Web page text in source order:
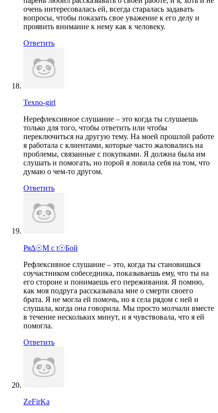
очень интересовалась ей, всегда старалась задавать
вопросы, чтобы показать свое уважение к его делу и
проявить внимание к нему как к человеку.
Ответить
Texno-girl
Нерефлексивное слушание – это когда ты слушаешь
только для того, чтобы ответить или чтобы
переключиться на другую тему. На моей прошлой работе
я работала с клиентами, которые часто жаловались на
проблемы, связанные с покупками. Я должна была им
слушать и помогать, но порой я ловила себя на том, что
думаю о чем-то другом.
Ответить
РяΔ☉М с t☉Бой
Рефлексивное слушание – это, когда ты становишься
соучастником собеседника, показываешь ему, что ты на
его стороне и понимаешь его переживания. Я помню,
как моя подруга рассказывала мне о смерти своего
брата. Я не могла ей помочь, но я села рядом с ней и
слушала, когда она говорила. Мы просто молчали вместе
в течение нескольких минут, и я чувствовала, что я ей
помогла.
Ответить
ZeFirKa